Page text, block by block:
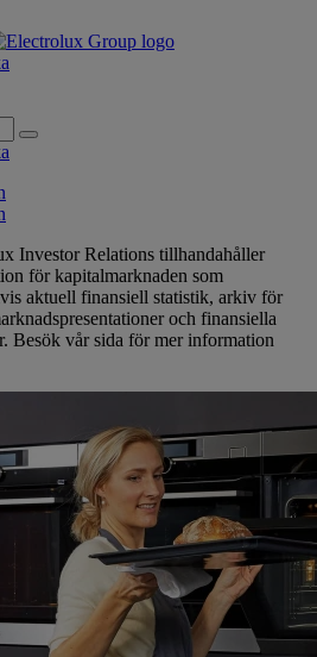
Investor Relations tillhandahåller
för kapitalmarknaden som
aktuell finansiell statistik, arkiv för
och finansiella
Besök vår sida för mer information